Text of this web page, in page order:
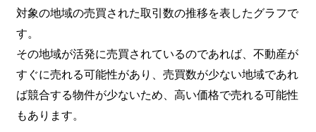
対象の地域の売買された取引数の推移を表したグラフで
す。
その地域が活発に売買されているのであれば、不動産が
すぐに売れる可能性があり、売買数が少ない地域であれ
ば競合する物件が少ないため、高い価格で売れる可能性
もあります。